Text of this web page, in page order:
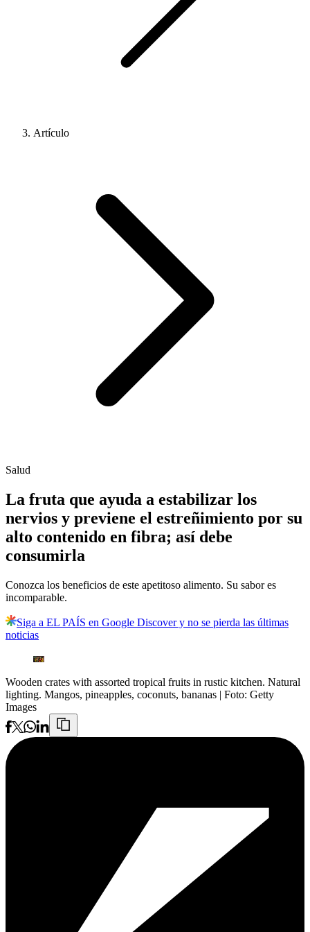
Artículo
Salud
La fruta que ayuda a estabilizar los
nervios y previene el estreñimiento por su
alto contenido en fibra; así debe
consumirla
Conozca los beneficios de este apetitoso alimento. Su sabor es
incomparable.
Siga a EL PAÍS en Google Discover y no se pierda las últimas
noticias
Wooden crates with assorted tropical fruits in rustic kitchen. Natural
lighting. Mangos, pineapples, coconuts, bananas | Foto: Getty
Images